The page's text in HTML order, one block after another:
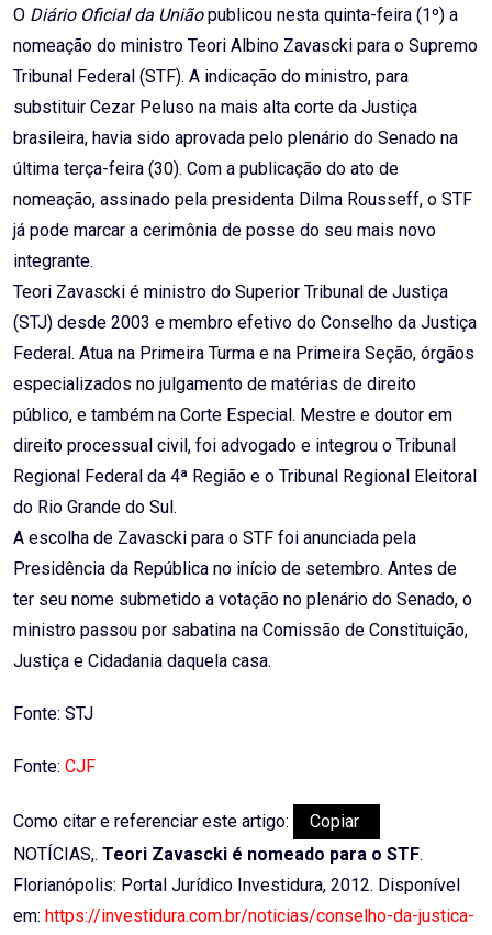
O Diário Oficial da Uniãopublicou nesta quinta-feira (1º) a
nomeação do ministro Teori Albino Zavascki para o Supremo
Tribunal Federal (STF). A indicação do ministro, para
substituir Cezar Peluso na mais alta corte da Justiça
brasileira, havia sido aprovada pelo plenário do Senado na
última terça-feira (30). Com a publicação do ato de
nomeação, assinado pela presidenta Dilma Rousseff, o STF
já pode marcar a cerimônia de posse do seu mais novo
integrante.
Teori Zavascki é ministro do Superior Tribunal de Justiça
(STJ) desde 2003 e membro efetivo do Conselho da Justiça
Federal. Atua na Primeira Turma e na Primeira Seção, órgãos
especializados no julgamento de matérias de direito
público, e também na Corte Especial. Mestre e doutor em
direito processual civil, foi advogado e integrou o Tribunal
Regional Federal da 4ª Região e o Tribunal Regional Eleitoral
do Rio Grande do Sul.
A escolha de Zavascki para o STF foi anunciada pela
Presidência da República no início de setembro. Antes de
ter seu nome submetido a votação no plenário do Senado, o
ministro passou por sabatina na Comissão de Constituição,
Justiça e Cidadania daquela casa.
Fonte: STJ
Fonte: CJF
Como citar e referenciar este artigo:
Copiar
NOTÍCIAS,. Teori Zavascki é nomeado para o STF.
Florianópolis: Portal Jurídico Investidura, 2012. Disponível
em: https://investidura.com.br/noticias/conselho-da-justica-